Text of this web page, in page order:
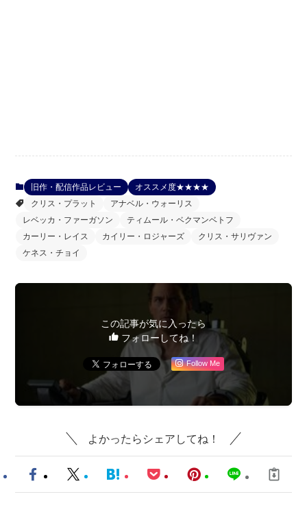
旧作・配信作品レビュー
オススメ度★★★★
クリス・プラット
アナベル・ウォーリス
レベッカ・ファーガソン
ティムール・ベクマンベトフ
カーリー・レイス
カイリー・ロジャーズ
クリス・サリヴァン
ケネス・チョイ
この記事が気に入ったら
フォローしてね！
Follow Me
よかったらシェアしてね！